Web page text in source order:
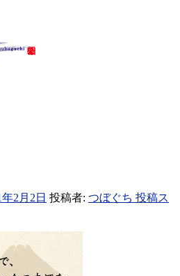
年2月2日 投稿者: つぼぐち 投稿ス